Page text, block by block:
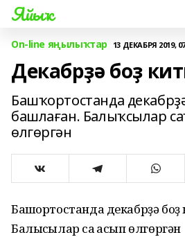
Яйыҡ
On-line яңылыҡтар 13 ДЕКАБРЯ 2019,
Декабрҙә боҙ
Башҡортостанда
башлаған. Балыҡсылар
өлгөргән
Башҡортостанда декабрҙә
Балыҡсылар саҡ ҡасып өлгөргән